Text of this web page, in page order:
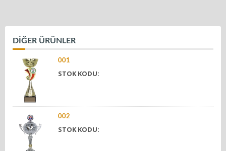
DİĞER ÜRÜNLER
001
STOK KODU:
002
STOK KODU: